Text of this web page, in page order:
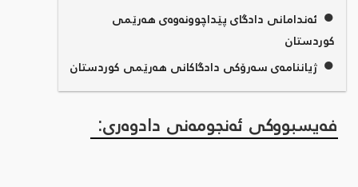
● ئەندامانی دادگای پێداچوونەوەی هەرێمی
کوردستان
●ژیاننامەی سەرۆکی دادگاکانی هەرێمی کوردستان
فەیسبووکی ئەنجومەنی دادوەری: